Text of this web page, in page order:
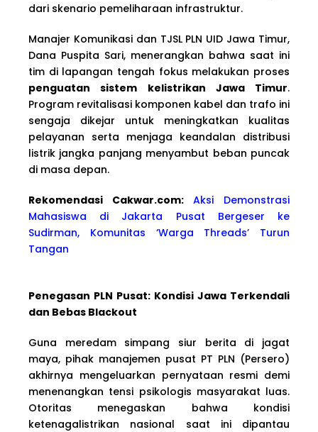
dari skenario pemeliharaan infrastruktur.
Manajer Komunikasi dan TJSL PLN UID Jawa Timur,
Dana Puspita Sari, menerangkan bahwa saat ini
tim di lapangan tengah fokus melakukan proses
penguatan sistem kelistrikan Jawa Timur.
Program revitalisasi komponen kabel dan trafo ini
sengaja dikejar untuk meningkatkan kualitas
pelayanan serta menjaga keandalan distribusi
listrik jangka panjang menyambut beban puncak
di masa depan.
Rekomendasi Cakwar.com: Aksi Demonstrasi
Mahasiswa di Jakarta Pusat Bergeser ke
Sudirman, Komunitas ‘Warga Threads’ Turun
Tangan
Penegasan PLN Pusat: Kondisi Jawa Terkendali
dan Bebas Blackout
Guna meredam simpang siur berita di jagat
maya, pihak manajemen pusat PT PLN (Persero)
akhirnya mengeluarkan pernyataan resmi demi
menenangkan tensi psikologis masyarakat luas.
Otoritas menegaskan bahwa kondisi
ketenagalistrikan nasional saat ini dipantau